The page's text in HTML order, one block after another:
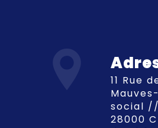
11 Rue des Écoles, 61400
social //
28000